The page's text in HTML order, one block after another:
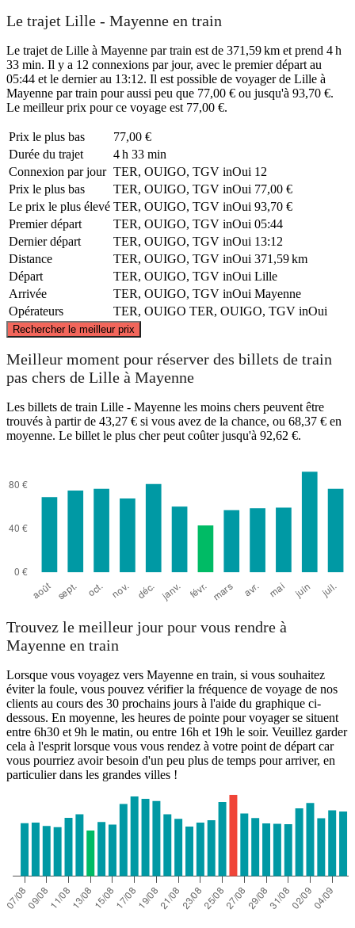
Le trajet Lille - Mayenne en train
Le trajet de Lille à Mayenne par train est de 371,59 km et prend 4 h
33 min. Il y a 12 connexions par jour, avec le premier départ au
05:44 et le dernier au 13:12. Il est possible de voyager de Lille à
Mayenne par train pour aussi peu que 77,00 € ou jusqu'à 93,70 €.
Le meilleur prix pour ce voyage est 77,00 €.
Prix ​​le plus bas
77,00 €
Durée du trajet
4 h 33 min
Connexion par jour TER, OUIGO, TGV inOui 12
Prix ​​le plus bas
TER, OUIGO, TGV inOui 77,00 €
Le prix le plus élevé TER, OUIGO, TGV inOui 93,70 €
Premier départ
TER, OUIGO, TGV inOui 05:44
Dernier départ
TER, OUIGO, TGV inOui 13:12
Distance
TER, OUIGO, TGV inOui 371,59 km
Départ
TER, OUIGO, TGV inOui Lille
Arrivée
TER, OUIGO, TGV inOui Mayenne
Opérateurs
TER, OUIGO TER, OUIGO, TGV inOui
Rechercher le meilleur prix
© CARTO, ©OpenStreetMapcontributors
Meilleur moment pour réserver des billets de train
pas chers de Lille à Mayenne
Les billets de train Lille - Mayenne les moins chers peuvent être
trouvés à partir de 43,27 € si vous avez de la chance, ou 68,37 € en
moyenne. Le billet le plus cher peut coûter jusqu'à 92,62 €.
Trouvez le meilleur jour pour vous rendre à
Mayenne en train
Lorsque vous voyagez vers Mayenne en train, si vous souhaitez
éviter la foule, vous pouvez vérifier la fréquence de voyage de nos
clients au cours des 30 prochains jours à l'aide du graphique ci-
dessous. En moyenne, les heures de pointe pour voyager se situent
entre 6h30 et 9h le matin, ou entre 16h et 19h le soir. Veuillez garder
cela à l'esprit lorsque vous vous rendez à votre point de départ car
vous pourriez avoir besoin d'un peu plus de temps pour arriver, en
particulier dans les grandes villes !